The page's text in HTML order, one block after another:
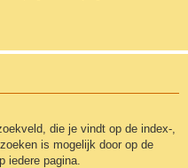
die je vindt op de index-,
is mogelijk door op de
iedere pagina.